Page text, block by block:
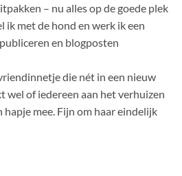
– nu alles op de goede plek
ik met de hond en werk ik een
en blogposten
die nét in een nieuw
wel of iedereen aan het verhuizen
hapje mee. Fijn om haar eindelijk